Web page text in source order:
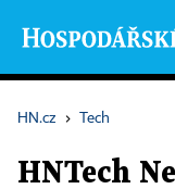
HN.cz › Tech
HNTech